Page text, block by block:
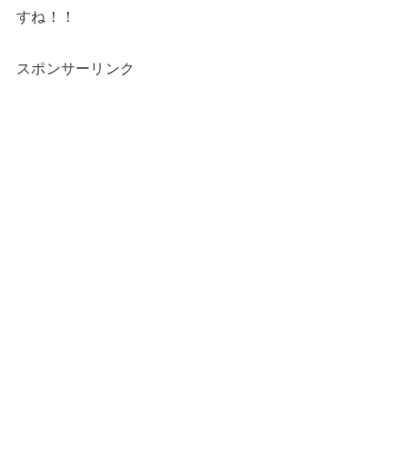
すね！！
スポンサーリンク